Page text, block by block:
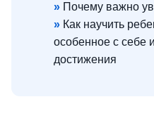
» Почему важно
» Как научить
особенное с себе
достижения